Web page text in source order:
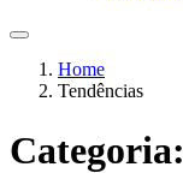
Home
Tendências
Categoria: